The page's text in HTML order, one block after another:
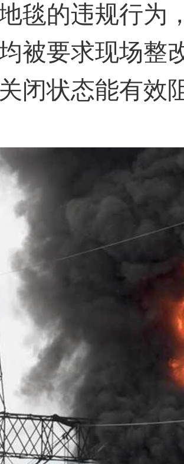
毯的违规行为
被要求现场整
闭状态能有效